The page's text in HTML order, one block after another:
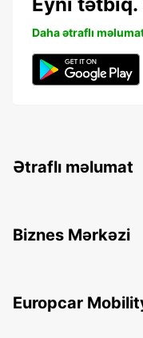
Daha ətraflı
Ətraflı məlumat
Biznes Mərkəzi
Europcar